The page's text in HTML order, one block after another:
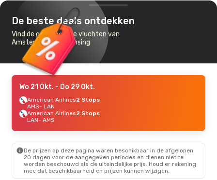
De beste deals ontdekken
Vind de goedkoopste vluchten van
Amsterdam naar Lansing
Wo 21 Okt. - Do 29 Okt.
American Airlines2 Stops
AMS- LAN
American Airlines2 Stops
LAN- AMS
De prijzen op deze pagina waren beschikbaar in de afgelopen
20 dagen voor de aangegeven periodes en dienen niet te
worden beschouwd als de uiteindelijke prijs. Houd er rekening
mee dat beschikbaarheid en prijzen kunnen wijzigen.